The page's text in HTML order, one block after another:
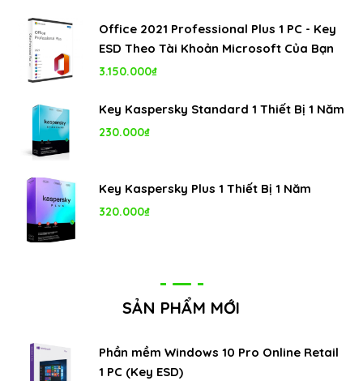
Office 2021 Professional Plus 1 PC - Key
ESD Theo Tài Khoản Microsoft Của Bạn
3.150.000₫
Key Kaspersky Standard 1 Thiết Bị 1 Năm
230.000₫
Key Kaspersky Plus 1 Thiết Bị 1 Năm
320.000₫
SẢN PHẨM MỚI
Phần mềm Windows 10 Pro Online Retail
1 PC (Key ESD)